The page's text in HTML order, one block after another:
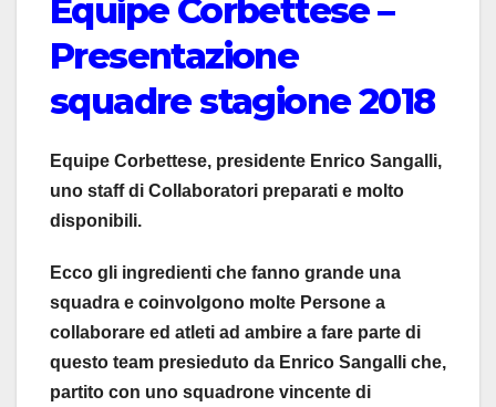
Equipe Corbettese –
Presentazione
squadre stagione 2018
Equipe Corbettese, presidente Enrico Sangalli,
uno staff di Collaboratori preparati e molto
disponibili.
Ecco gli ingredienti che fanno grande una
squadra e coinvolgono molte Persone a
collaborare ed atleti ad ambire a fare parte di
questo team presieduto da Enrico Sangalli che,
partito con uno squadrone vincente di